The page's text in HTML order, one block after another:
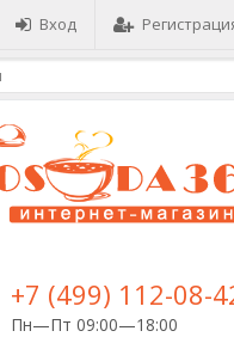
Вход
+7 (499) 112-08-
Пн—Пт 09:00—18:00